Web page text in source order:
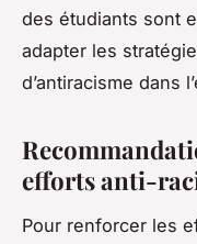
des étudiants sont
adapter les
d’antiracisme dans
efforts anti-
Pour renforcer les